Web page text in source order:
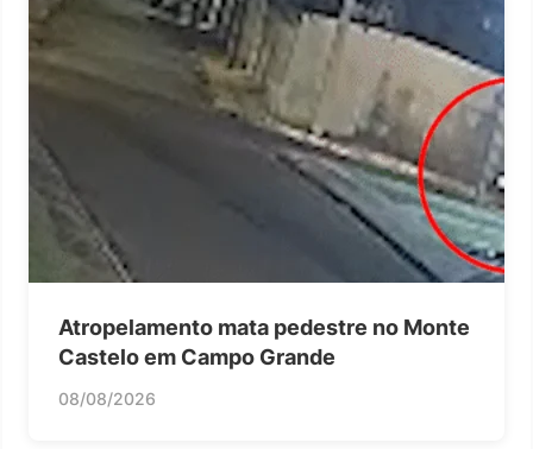
Atropelamento mata pedestre no Monte
Castelo em Campo Grande
08/08/2026